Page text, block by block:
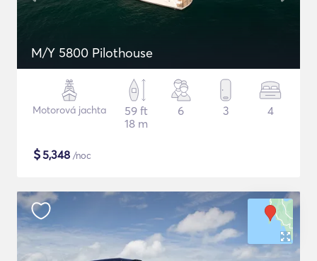
M/Y 5800 Pilothouse
Motorová jachta
59 ft
18 m
6 3 4
$5,348 /noc